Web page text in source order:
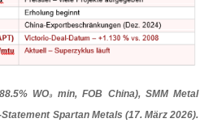
WO₃ min, FOB China), SMM Metal
Spartan Metals (17. März 2026).